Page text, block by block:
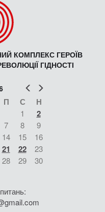
КОМПЛЕКС ГЕРОЇВ
ГІДНОСТІ
Попер
П С Н
1 2
7 8
9
14 15
16
21 22
23
28 29
30